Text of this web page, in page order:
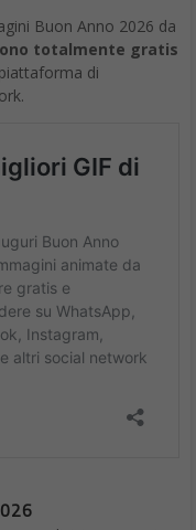
Buon Anno 2026 da
totalmente gratis
di